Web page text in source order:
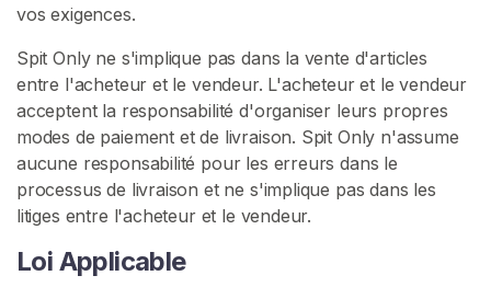
vos exigences.
Spit Only ne s'implique pas dans la vente d'articles
entre l'acheteur et le vendeur. L'acheteur et le vendeur
acceptent la responsabilité d'organiser leurs propres
modes de paiement et de livraison. Spit Only n'assume
aucune responsabilité pour les erreurs dans le
processus de livraison et ne s'implique pas dans les
litiges entre l'acheteur et le vendeur.
Loi Applicable